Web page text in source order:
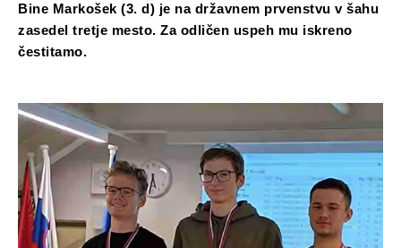
Bine Markošek (3. d) je na državnem prvenstvu v šahu
zasedel tretje mesto. Za odličen uspeh mu iskreno
čestitamo.